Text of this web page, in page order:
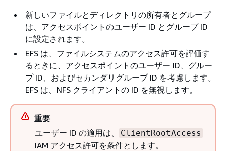
新しいファイルとディレクトリの所有者とグループ
は、アクセスポイントのユーザー ID とグループ ID
に設定されます。
EFS は、ファイルシステムのアクセス許可を評価す
るときに、アクセスポイントのユーザー ID、グルー
プ ID、およびセカンダリグループ ID を考慮します。
EFS は、NFS クライアントの ID を無視します。
重要
ユーザー ID の適用は、
ClientRootAccess
IAM アクセス許可を条件とします。